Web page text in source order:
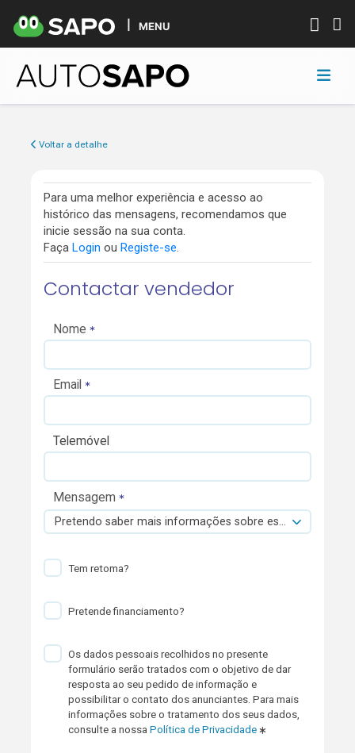
MENU
Voltar a detalhe
Para uma melhor experiência e acesso ao
histórico das mensagens, recomendamos que
inicie sessão na sua conta.
Faça Login ou Registe-se.
Contactar vendedor
Nome
Email
Telemóvel
Mensagem
Pretendo saber mais informações sobre esta viatura.
Tem retoma?
Pretende financiamento?
Os dados pessoais recolhidos no presente
formulário serão tratados com o objetivo de dar
resposta ao seu pedido de informação e
possibilitar o contato dos anunciantes. Para mais
informações sobre o tratamento dos seus dados,
consulte a nossaPolítica de Privacidade